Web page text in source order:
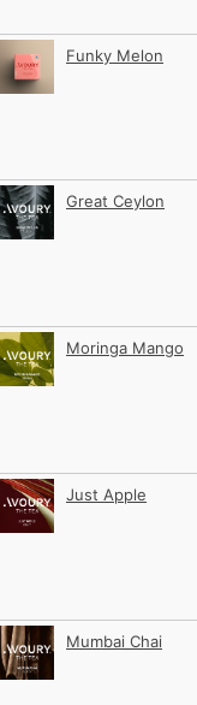
Funky Melon
Great Ceylon
Moringa Mango
Just Apple
Mumbai Chai